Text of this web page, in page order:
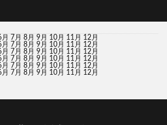
月 7月 8月 9月 10月 11月 12月
月 7月 8月 9月 10月 11月 12月
月 7月 8月 9月 10月 11月 12月
月 7月 8月 9月 10月 11月 12月
月 7月 8月 9月 10月 11月 12月
月 7月 8月 9月 10月 11月 12月